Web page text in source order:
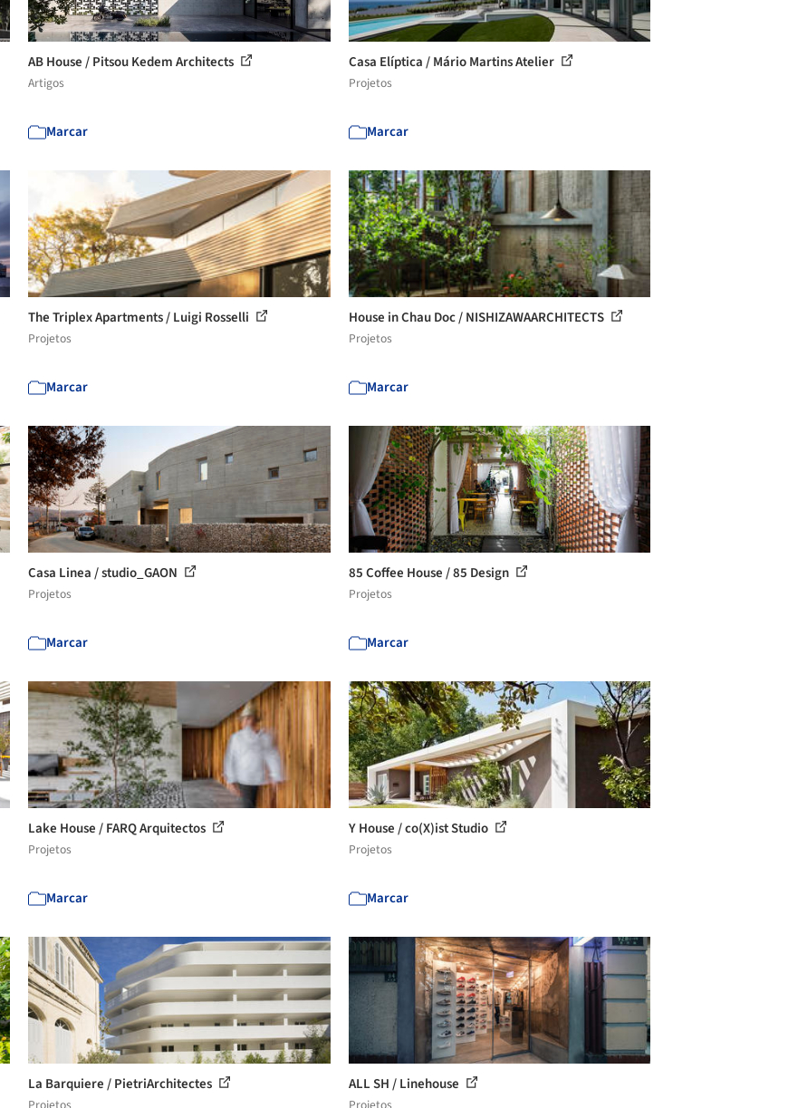
AB House / Pitsou Kedem Architects
Artigos
Marcar
Casa Elíptica / Mário Martins Atelier
Projetos
Marcar
The Triplex Apartments / Luigi Rosselli
Projetos
Marcar
House in Chau Doc / NISHIZAWAARCHITECTS
Projetos
Marcar
Casa Linea / studio_GAON
Projetos
Marcar
85 Coffee House / 85 Design
Projetos
Marcar
Lake House / FARQ Arquitectos
Projetos
Marcar
Y House / co(X)ist Studio
Projetos
Marcar
La Barquiere / PietriArchitectes ALL SH / Linehouse